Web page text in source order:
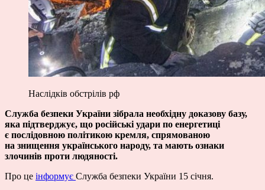
Наслідків обстрілів рф
Служба безпеки України зібрала необхідну доказову базу,
яка підтверджує, що російські удари по енергетиці
є послідовною політикою кремля, спрямованою
на знищення українського народу, та мають ознаки
злочинів проти людяності.
Про це інформує Служба безпеки України 15 січня.